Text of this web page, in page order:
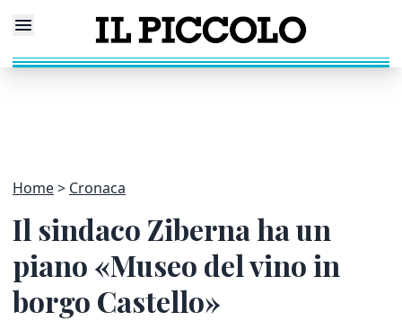
Home Cronaca
Il sindaco Ziberna ha un
piano «Museo del vino in
borgo Castello»